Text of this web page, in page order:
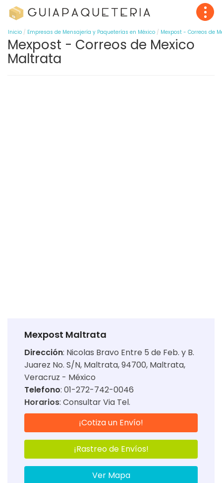
Inicio Empresas de Mensajería y Paqueterías en México Mexpost - Correos de
Mexpost - Correos de Mexico
Maltrata
Mexpost Maltrata
Dirección: Nicolas Bravo Entre 5 de Feb. y B.
Juarez No. S/N, Maltrata, 94700, Maltrata,
Veracruz - México
Telefono: 01-272-742-0046
Horarios: Consultar Via Tel.
¡Cotiza un Envío!
¡Rastreo de Envíos!
Ver Mapa